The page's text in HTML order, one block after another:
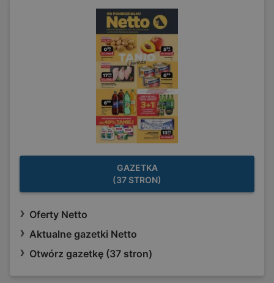
GAZETKA
(37 STRON)
Oferty Netto
Aktualne gazetki Netto
Otwórz gazetkę (37 stron)